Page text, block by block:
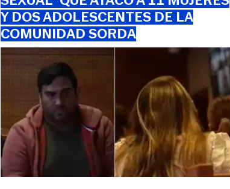
Y DOS ADOLESCENTES DE LA
COMUNIDAD SORDA